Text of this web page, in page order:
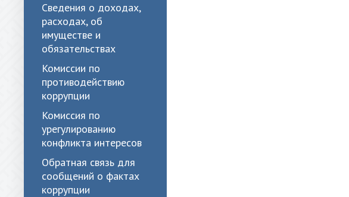
Сведения о доходах,
расходах, об
имуществе и
обязательствах
Комиссии по
противодействию
коррупции
Комиссия по
урегулированию
конфликта интересов
Обратная связь для
сообщений о фактах
коррупции